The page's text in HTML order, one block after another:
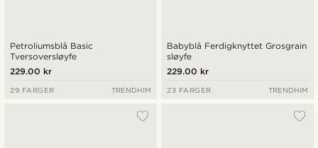
Petroliumsblå Basic
Tversoversløyfe
229.00 kr
29 FARGER TRENDHIM
Babyblå Ferdigknyttet Grosgrain
sløyfe
229.00 kr
23 FARGER TRENDHIM